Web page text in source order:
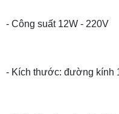
- Công suất 12W - 220V
- Kích thước: đường kính